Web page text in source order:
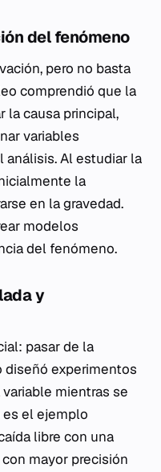
del fenómeno
pero no basta
comprendió que la
la causa principal,
variables
análisis. Al estudiar la
la
en la gravedad.
modelos
del fenómeno.
y
pasar de la
diseñó experimentos
mientras se
es el ejemplo
libre con una
mayor precisión